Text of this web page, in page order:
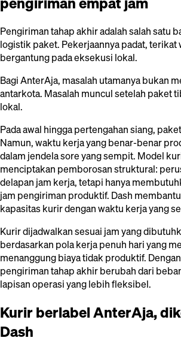
Pengiriman tahap akhir adalah salah satu
logistik paket. Pekerjaannya padat, terikat
bergantung pada eksekusi lokal.
Bagi AnterAja, masalah utamanya bukan
antarkota. Masalah muncul setelah paket
lokal.
Pada awal hingga pertengahan siang,
Namun, waktu kerja yang benar-benar
dalam jendela sore yang sempit. Model
menciptakan pemborosan struktural:
delapan jam kerja, tetapi hanya
jam pengiriman produktif. Dash
kapasitas kurir dengan waktu kerja yang
Kurir dijadwalkan sesuai jam yang
berdasarkan pola kerja penuh hari yang
menanggung biaya tidak produktif.
pengiriman tahap akhir berubah dari
lapisan operasi yang lebih fleksibel.
Kurir berlabel AnterAja,
Dash